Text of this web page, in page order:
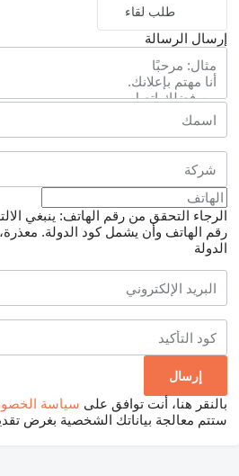
طلب لقاء
إرسال الرسالة
الرجاء التحقق من رقم الهاتف: ينبغي
رقم الهاتف وأن يشمل كود الدولة.
الدولة
بالنقر هنا، أنت توافق على سياسة
ستتم معالجة بياناتك الشخصية بغرض